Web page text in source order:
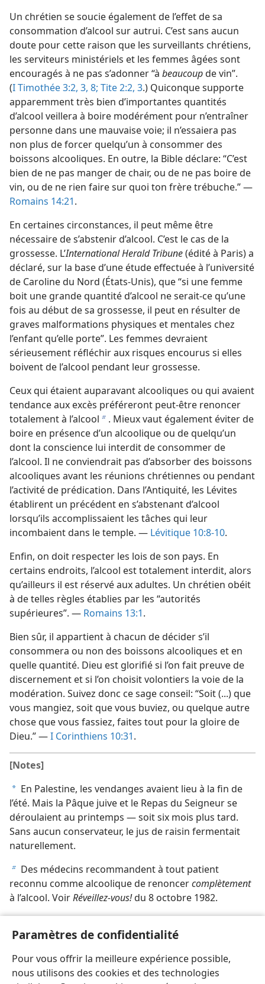
Paramètres de confidentialité
Pour vous offrir la meilleure expérience possible,
nous utilisons des cookies et des technologies
Un chrétien se soucie également de l’effet de sa
consommation d’alcool sur autrui. C’est sans aucun
doute pour cette raison que les surveillants chrétiens,
les serviteurs ministériels et les femmes âgées sont
encouragés à ne pas s’adonner “à beaucoupde vin”.
(I Timothée 3:2, 3, 8; Tite 2:2, 3.) Quiconque supporte
apparemment très bien d’importantes quantités
d’alcool veillera à boire modérément pour n’entraîner
personne dans une mauvaise voie; il n’essaiera pas
non plus de forcer quelqu’un à consommer des
boissons alcooliques. En outre, la Bible déclare: “C’est
bien de ne pas manger de chair, ou de ne pas boire de
vin, ou de ne rien faire sur quoi ton frère trébuche.” —
Romains 14:21.
En certaines circonstances, il peut même être
nécessaire de s’abstenir d’alcool. C’est le cas de la
grossesse. L’International Herald Tribune(édité à Paris) a
déclaré, sur la base d’une étude effectuée à l’université
de Caroline du Nord (États-Unis), que “si une femme
boit une grande quantité d’alcool ne serait-​ce qu’une
fois au début de sa grossesse, il peut en résulter de
graves malformations physiques et mentales chez
l’enfant qu’elle porte”. Les femmes devraient
sérieusement réfléchir aux risques encourus si elles
boivent de l’alcool pendant leur grossesse.
Ceux qui étaient auparavant alcooliques ou qui avaient
tendance aux excès préféreront peut-être renoncer
totalement à l’alcool b . Mieux vaut également éviter de
boire en présence d’un alcoolique ou de quelqu’un
dont la conscience lui interdit de consommer de
l’alcool. Il ne conviendrait pas d’absorber des boissons
alcooliques avant les réunions chrétiennes ou pendant
l’activité de prédication. Dans l’Antiquité, les Lévites
établirent un précédent en s’abstenant d’alcool
lorsqu’ils accomplissaient les tâches qui leur
incombaient dans le temple. — Lévitique 10:8-10.
Enfin, on doit respecter les lois de son pays. En
certains endroits, l’alcool est totalement interdit, alors
qu’ailleurs il est réservé aux adultes. Un chrétien obéit
à de telles règles établies par les “autorités
supérieures”. — Romains 13:1.
Bien sûr, il appartient à chacun de décider s’il
consommera ou non des boissons alcooliques et en
quelle quantité. Dieu est glorifié si l’on fait preuve de
discernement et si l’on choisit volontiers la voie de la
modération. Suivez donc ce sage conseil: “Soit (...) que
vous mangiez, soit que vous buviez, ou quelque autre
chose que vous fassiez, faites tout pour la gloire de
Dieu.” —I Corinthiens 10:31.
[Notes]
a En Palestine, les vendanges avaient lieu à la fin de
l’été. Mais la Pâque juive et le Repas du Seigneur se
déroulaient au printemps — soit six mois plus tard.
Sans aucun conservateur, le jus de raisin fermentait
naturellement.
b Des médecins recommandent à tout patient
reconnu comme alcoolique de renoncercomplètement
à l’alcool. VoirRéveillez-vous!du 8 octobre 1982.
alcooliques par égard pour la conscience d’autrui.